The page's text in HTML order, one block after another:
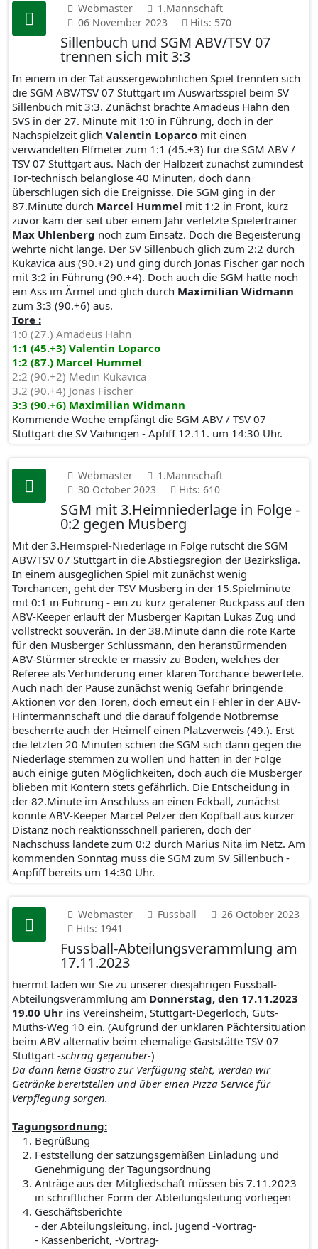
Webmaster
1.Mannschaft
06 November 2023
Hits: 570
Sillenbuch und SGM ABV/TSV 07
trennen sich mit 3:3
In einem in der Tat aussergewöhnlichen Spiel trennten sich
die SGM ABV/TSV 07 Stuttgart im Auswärtsspiel beim SV
Sillenbuch mit 3:3. Zunächst brachte Amadeus Hahn den
SVS in der 27. Minute mit 1:0 in Führung, doch in der
Nachspielzeit glich Valentin Loparco mit einen
verwandelten Elfmeter zum 1:1 (45.+3) für die SGM ABV /
TSV 07 Stuttgart aus. Nach der Halbzeit zunächst zumindest
Tor-technisch belanglose 40 Minuten, doch dann
überschlugen sich die Ereignisse. Die SGM ging in der
87.Minute durch Marcel Hummel mit 1:2 in Front, kurz
zuvor kam der seit über einem Jahr verletzte Spielertrainer
Max Uhlenberg noch zum Einsatz. Doch die Begeisterung
wehrte nicht lange. Der SV Sillenbuch glich zum 2:2 durch
Kukavica aus (90.+2) und ging durch Jonas Fischer gar noch
mit 3:2 in Führung (90.+4). Doch auch die SGM hatte noch
ein Ass im Ärmel und glich durch Maximilian Widmann
zum 3:3 (90.+6) aus.
Tore :
1:0 (27.) Amadeus Hahn
1:1 (45.+3) Valentin Loparco
1:2 (87.) Marcel Hummel
2:2 (90.+2) Medin Kukavica
3.2 (90.+4) Jonas Fischer
3:3 (90.+6) Maximilian Widmann
Kommende Woche empfängt die SGM ABV / TSV 07
Stuttgart die SV Vaihingen - Apfiff 12.11. um 14:30 Uhr.
Webmaster
1.Mannschaft
30 October 2023
Hits: 610
SGM mit 3.Heimniederlage in Folge -
0:2 gegen Musberg
Mit der 3.Heimspiel-Niederlage in Folge rutscht die SGM
ABV/TSV 07 Stuttgart in die Abstiegsregion der Bezirksliga.
In einem ausgeglichen Spiel mit zunächst wenig
Torchancen, geht der TSV Musberg in der 15.Spielminute
mit 0:1 in Führung - ein zu kurz geratener Rückpass auf den
ABV-Keeper erläuft der Musberger Kapitän Lukas Zug und
vollstreckt souverän. In der 38.Minute dann die rote Karte
für den Musberger Schlussmann, den heranstürmenden
ABV-Stürmer streckte er massiv zu Boden, welches der
Referee als Verhinderung einer klaren Torchance bewertete.
Auch nach der Pause zunächst wenig Gefahr bringende
Aktionen vor den Toren, doch erneut ein Fehler in der ABV-
Hintermannschaft und die darauf folgende Notbremse
bescherrte auch der Heimelf einen Platzverweis (49.). Erst
die letzten 20 Minuten schien die SGM sich dann gegen die
Niederlage stemmen zu wollen und hatten in der Folge
auch einige guten Möglichkeiten, doch auch die Musberger
blieben mit Kontern stets gefährlich. Die Entscheidung in
der 82.Minute im Anschluss an einen Eckball, zunächst
konnte ABV-Keeper Marcel Pelzer den Kopfball aus kurzer
Distanz noch reaktionsschnell parieren, doch der
Nachschuss landete zum 0:2 durch Marius Nita im Netz. Am
kommenden Sonntag muss die SGM zum SV Sillenbuch -
Anpfiff bereits um 14:30 Uhr.
Webmaster Fussball
26 October 2023
Hits: 1941
Fussball-Abteilungsverammlung am
17.11.2023
hiermit laden wir Sie zu unserer diesjährigen Fussball-
Abteilungsverammlung am Donnerstag, den 17.11.2023
19.00 Uhr ins Vereinsheim, Stuttgart-Degerloch, Guts-
Muths-Weg 10 ein. (Aufgrund der unklaren Pächtersituation
beim ABV alternativ beim ehemalige Gaststätte TSV 07
Stuttgart -schräg gegenüber-)
Da dann keine Gastro zur Verfügung steht, werden wir
Getränke bereitstellen und über einen Pizza Service für
Verpflegung sorgen.
Tagungsordnung:
Begrüßung
Feststellung der satzungsgemäßen Einladung und
Genehmigung der Tagungsordnung
Anträge aus der Mitgliedschaft müssen bis 7.11.2023
in schriftlicher Form der Abteilungsleitung vorliegen
Geschäftsberichte
- der Abteilungsleitung, incl. Jugend -Vortrag-
- Kassenbericht, -Vortrag-